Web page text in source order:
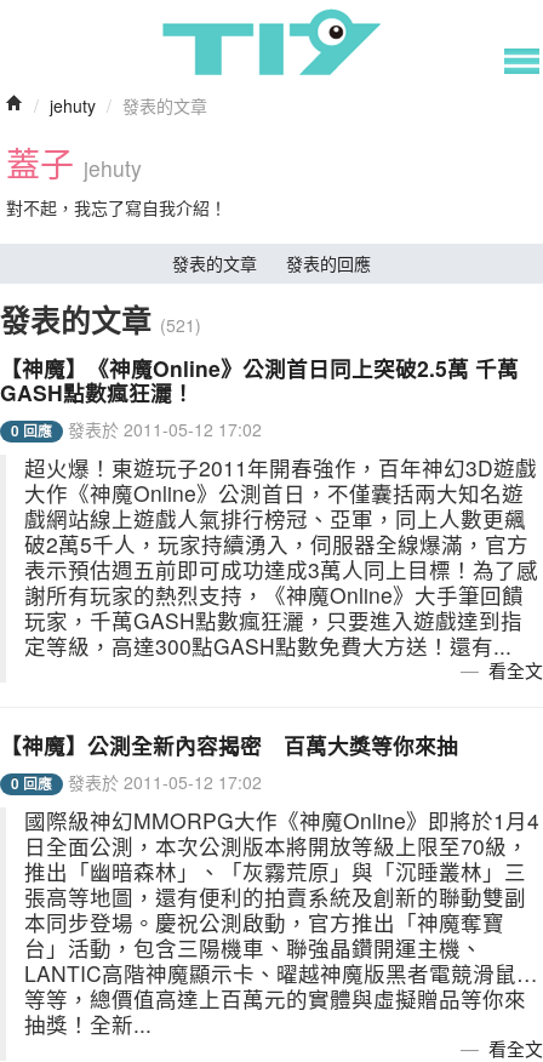
/ jehuty / 發表的文章
蓋子 jehuty
對不起，我忘了寫自我介紹！
發表的文章 發表的回應
發表的文章 (521)
【神魔】《神魔Online》公測首日同上突破2.5萬 千萬
GASH點數瘋狂灑！
0 回應 發表於 2011-05-12 17:02
超火爆！東遊玩子2011年開春強作，百年神幻3D遊戲
大作《神魔Online》公測首日，不僅囊括兩大知名遊
戲網站線上遊戲人氣排行榜冠、亞軍，同上人數更飆
破2萬5千人，玩家持續湧入，伺服器全線爆滿，官方
表示預估週五前即可成功達成3萬人同上目標！為了感
謝所有玩家的熱烈支持，《神魔Online》大手筆回饋
玩家，千萬GASH點數瘋狂灑，只要進入遊戲達到指
定等級，高達300點GASH點數免費大方送！還有...
看全文
【神魔】公測全新內容揭密 百萬大獎等你來抽
0 回應 發表於 2011-05-12 17:02
國際級神幻MMORPG大作《神魔Online》即將於1月4
日全面公測，本次公測版本將開放等級上限至70級，
推出「幽暗森林」、「灰霧荒原」與「沉睡叢林」三
張高等地圖，還有便利的拍賣系統及創新的聯動雙副
本同步登場。慶祝公測啟動，官方推出「神魔奪寶
台」活動，包含三陽機車、聯強晶鑽開運主機、
LANTIC高階神魔顯示卡、曜越神魔版黑者電競滑鼠…
等等，總價值高達上百萬元的實體與虛擬贈品等你來
抽獎！全新...
看全文